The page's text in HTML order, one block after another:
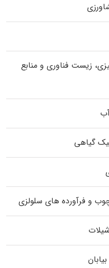
زیست فناوری و منابع
گیاهی
و فرآورده‌ های سلولزی